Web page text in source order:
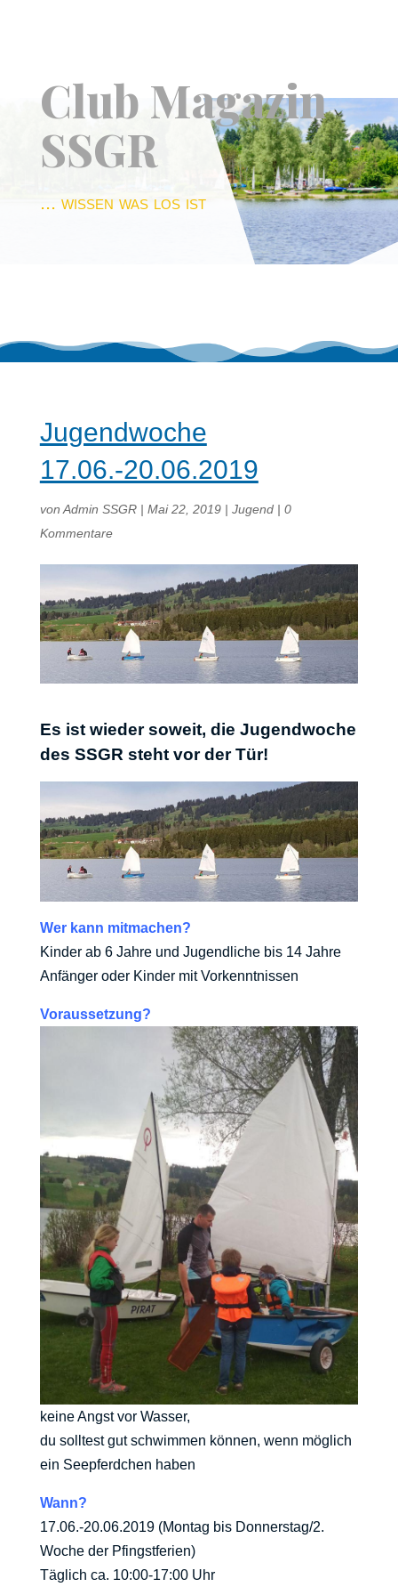
Club Magazin
SSGR
... wissen was los ist
Jugendwoche
17.06.-20.06.2019
von Admin SSGR| Mai 22, 2019| Jugend| 0
Kommentare
Es ist wieder soweit, die Jugendwoche
des SSGR steht vor der Tür!
Wer kann mitmachen?
Kinder ab 6 Jahre und Jugendliche bis 14 Jahre
Anfänger oder Kinder mit Vorkenntnissen
Voraussetzung?
keine Angst vor Wasser,
du solltest gut schwimmen können, wenn möglich
ein Seepferdchen haben
Wann?
17.06.-20.06.2019 (Montag bis Donnerstag/2.
Woche der Pfingstferien)
Täglich ca. 10:00-17:00 Uhr